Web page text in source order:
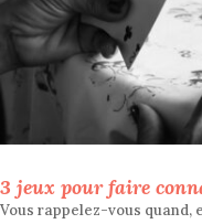
3 jeux pour faire
Vous rappelez-vous quand,